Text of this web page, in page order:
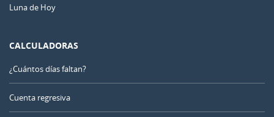
Luna de Hoy
CALCULADORAS
¿Cuántos días faltan?
Cuenta regresiva